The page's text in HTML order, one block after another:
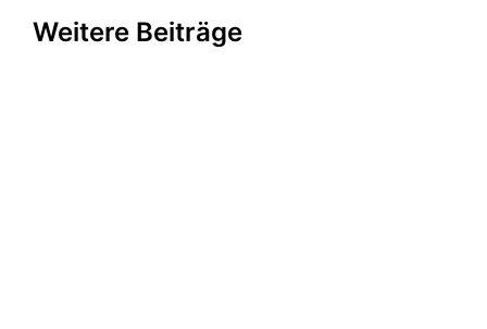
Weitere Beiträge